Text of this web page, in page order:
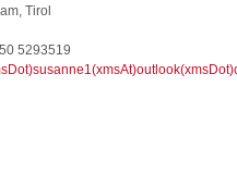
Tirol
5293519